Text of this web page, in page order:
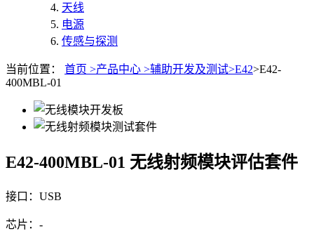
天线
电源
传感与探测
当前位置： 首页 >产品中心 >辅助开发及测试>E42>E42-
400MBL-01
E42-400MBL-01 无线射频模块评估套件
接口：USB
芯片：-